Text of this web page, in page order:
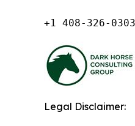
+1 408-326-
Legal Disclaimer: